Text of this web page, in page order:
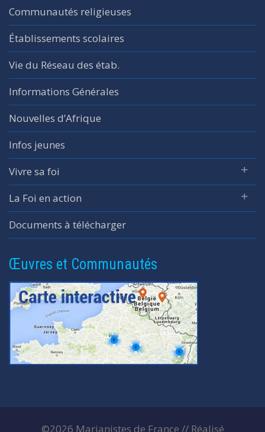
Communautés religieuses
Établissements scolaires
Vie du Réseau des étab.
Informations Générales
Nouvelles d’Afrique
Infos jeunes
Vivre sa foi
La Foi en action
Documents à télécharger
Œuvres et Communautés
©2026 Marianistes de France // Réalisé